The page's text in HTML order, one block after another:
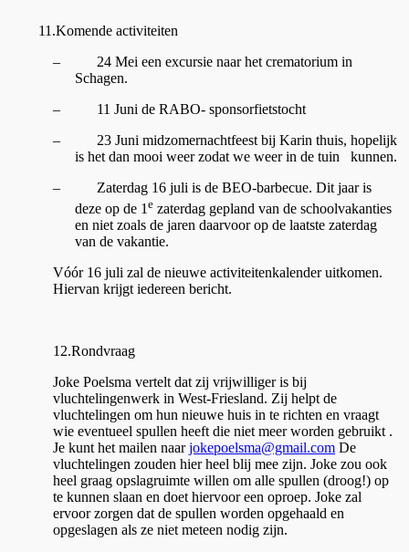
11.Komende activiteiten
– 24 Mei een excursie naar het crematorium in
Schagen.
– 11 Juni de RABO- sponsorfietstocht
– 23 Juni midzomernachtfeest bij Karin thuis, hopelijk
is het dan mooi weer zodat we weer in de tuin kunnen.
– Zaterdag 16 juli is de BEO-barbecue. Dit jaar is
deze op de 1 e zaterdag gepland van de schoolvakanties
en niet zoals de jaren daarvoor op de laatste zaterdag
van de vakantie.
Vóór 16 juli zal de nieuwe activiteitenkalender uitkomen.
Hiervan krijgt iedereen bericht.
12.Rondvraag
Joke Poelsma vertelt dat zij vrijwilliger is bij
vluchtelingenwerk in West-Friesland. Zij helpt de
vluchtelingen om hun nieuwe huis in te richten en vraagt
wie eventueel spullen heeft die niet meer worden gebruikt .
Je kunt het mailen naarjokepoelsma@gmail.com De
vluchtelingen zouden hier heel blij mee zijn. Joke zou ook
heel graag opslagruimte willen om alle spullen (droog!) op
te kunnen slaan en doet hiervoor een oproep. Joke zal
ervoor zorgen dat de spullen worden opgehaald en
opgeslagen als ze niet meteen nodig zijn.